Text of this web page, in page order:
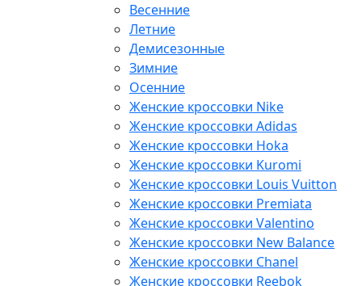
Весенние
Летние
Демисезонные
Зимние
Осенние
Женские кроссовки Nike
Женские кроссовки Adidas
Женские кроссовки Hoka
Женские кроссовки Kuromi
Женские кроссовки Louis Vuitton
Женские кроссовки Premiata
Женские кроссовки Valentino
Женские кроссовки New Balance
Женские кроссовки Chanel
Женские кроссовки Reebok